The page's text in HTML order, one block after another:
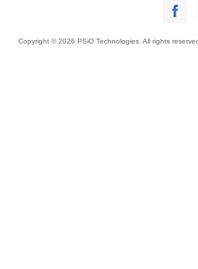
Copyright © 2026 PSiO Technologies. All rights